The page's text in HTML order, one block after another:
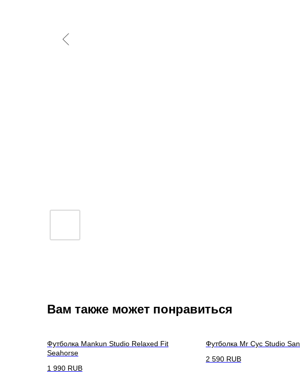
Вам также может понравиться
Футболка Mankun Studio Relaxed Fit
Seahorse
1 990 RUB
Футболка Mr Cyc Studio
2 590 RUB